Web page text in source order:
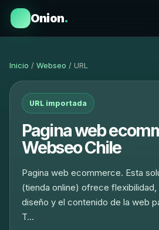
Onion.
Inicio / Webseo / URL
URL importada
Pagina web
Webseo Chile
Pagina web ecommerce. Esta
(tienda online) ofrece
diseño y el contenido de la web
T…